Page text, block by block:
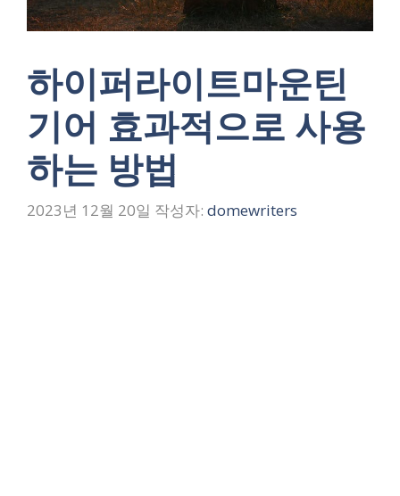
하이퍼라이트마운틴
기어 효과적으로 사용
하는 방법
2023년 12월 20일 작성자: domewriters